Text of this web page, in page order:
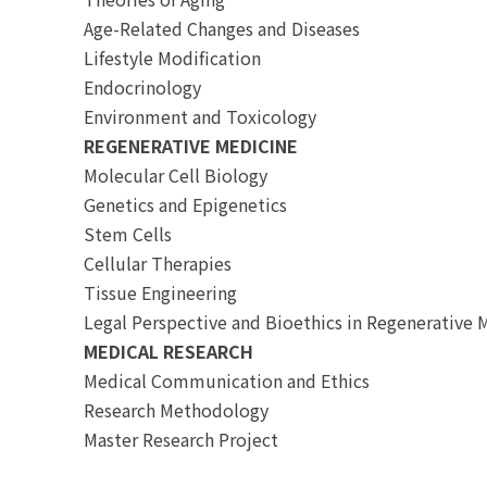
Age-Related Changes and Diseases
Lifestyle Modification
Endocrinology
Environment and Toxicology
REGENERATIVE MEDICINE
Molecular Cell Biology
Genetics and Epigenetics
Stem Cells
Cellular Therapies
Tissue Engineering
Legal Perspective and Bioethics in Regenerative
MEDICAL RESEARCH
Medical Communication and Ethics
Research Methodology
Master Research Project